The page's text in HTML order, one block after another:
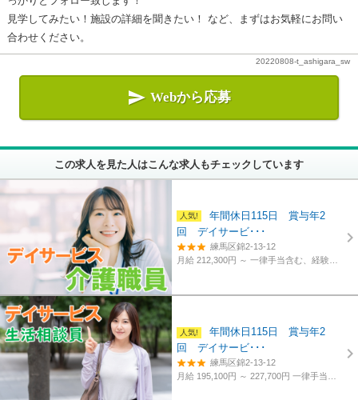
見学してみたい！施設の詳細を聞きたい！ など、まずはお気軽にお問い
合わせください。
20220808-t_ashigara_sw
 Webから応募
この求人を見た人はこんな求人もチェックしています
年間休日115日 賞与年2
回 デイサービ･･･
練馬区錦2-13-12
月給 212,300円 ～一律手当含む、経験・資格考慮
年間休日115日 賞与年2
回 デイサービ･･･
練馬区錦2-13-12
月給 195,100円 ～ 227,700円一律手当含む、経験・資格考慮